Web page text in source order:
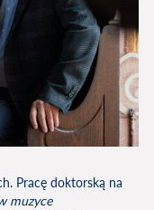
Pracę doktorską na
muzyce